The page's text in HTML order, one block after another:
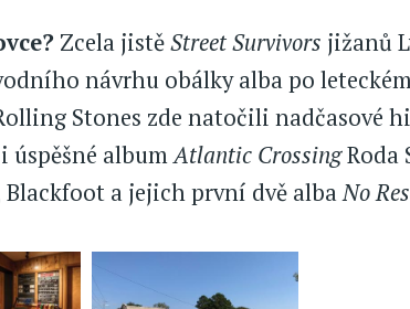
Zcela jistěStreet Survivors jižanů
návrhu obálky alba po
Stones zde natočili nadčasové
úspěšné albumAtlantic CrossingRoda
Blackfoot a jejich první dvě albaNo